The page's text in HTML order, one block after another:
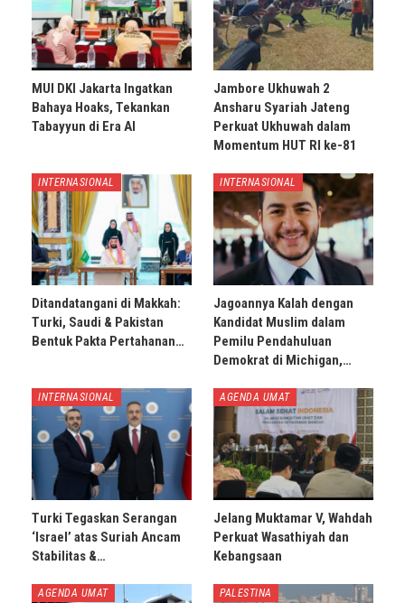
MUI DKI Jakarta Ingatkan
Bahaya Hoaks, Tekankan
Tabayyun di Era AI
Jambore Ukhuwah 2
Ansharu Syariah Jateng
Perkuat Ukhuwah dalam
Momentum HUT RI ke-81
INTERNASIONAL
Ditandatangani di Makkah:
Turki, Saudi & Pakistan
Bentuk Pakta Pertahanan…
INTERNASIONAL
Jagoannya Kalah dengan
Kandidat Muslim dalam
Pemilu Pendahuluan
Demokrat di Michigan,…
INTERNASIONAL
Turki Tegaskan Serangan
‘Israel’ atas Suriah Ancam
Stabilitas &…
AGENDA UMAT
Jelang Muktamar V, Wahdah
Perkuat Wasathiyah dan
Kebangsaan
AGENDA UMAT PALESTINA